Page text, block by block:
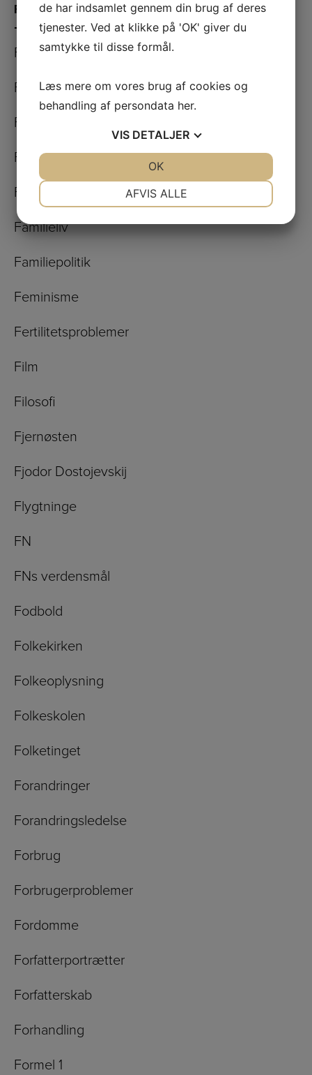
F
Facebook/Instagram
Facisme
Fagbevægelsen
Fakturafabrikker
Falske nyheder
Familieliv
Familiepolitik
Feminisme
Fertilitetsproblemer
Film
Filosofi
Fjernøsten
Fjodor Dostojevskij
Flygtninge
FN
FNs verdensmål
Fodbold
Folkekirken
Folkeoplysning
Folkeskolen
Folketinget
Forandringer
Forandringsledelse
Forbrug
Forbrugerproblemer
Fordomme
Forfatterportrætter
Forfatterskab
Forhandling
Formel 1
de har indsamlet gennem din brug af deres
tjenester. Ved at klikke på 'OK' giver du
samtykke til disse formål.
Læs mere om vores brug af cookies og
behandling af persondata her.
VIS DETALJER
AFVIS ALLE
OK